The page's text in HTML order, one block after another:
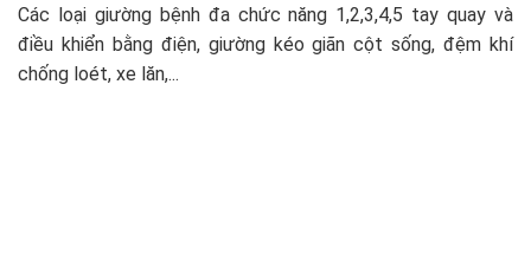
Các loại giường bệnh đa chức năng 1,2,3,4,5 tay quay và
điều khiển bằng điện, giường kéo giãn cột sống, đệm khí
chống loét, xe lăn,...